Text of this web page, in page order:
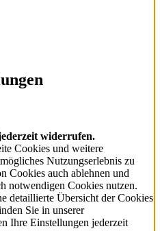
widerrufen.
Cookies und weitere
Nutzungserlebnis zu
Cookies auch ablehnen und
notwendigen Cookies nutzen.
detaillierte Übersicht der Cookies
Sie in unserer
Ihre Einstellungen jederzeit